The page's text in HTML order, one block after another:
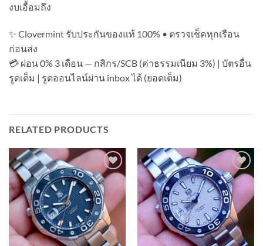
งบเอื้อมถึง
✨ Clovermint รับประกันของแท้ 100% • ตรวจเช็คทุกเรือน
ก่อนส่ง
💳 ผ่อน 0% 3 เดือน — กสิกร/SCB (ค่าธรรมเนียม 3%) | บัตรอื่น
รูดเต็ม | รูดออนไลน์ผ่าน inbox ได้ (ยอดเต็ม)
RELATED PRODUCTS
Add to
Wishlist
Add to
Wishlist